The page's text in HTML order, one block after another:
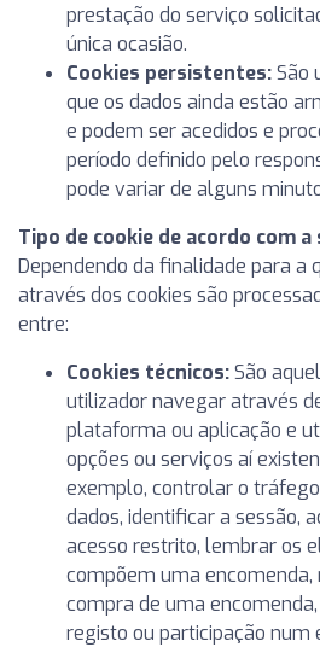
prestação do serviço
única ocasião.
Cookies persistentes:São
que os dados ainda estão
e podem ser acedidos e
período definido pelo
pode variar de alguns
Tipo de cookie de acordo com
Dependendo da finalidade para a
através dos cookies são
entre:
Cookies técnicos:São
utilizador navegar através
plataforma ou aplicação e
opções ou serviços aí
exemplo, controlar o
dados, identificar a sessão,
acesso restrito, lembrar os
compõem uma encomenda,
compra de uma
registo ou participação num